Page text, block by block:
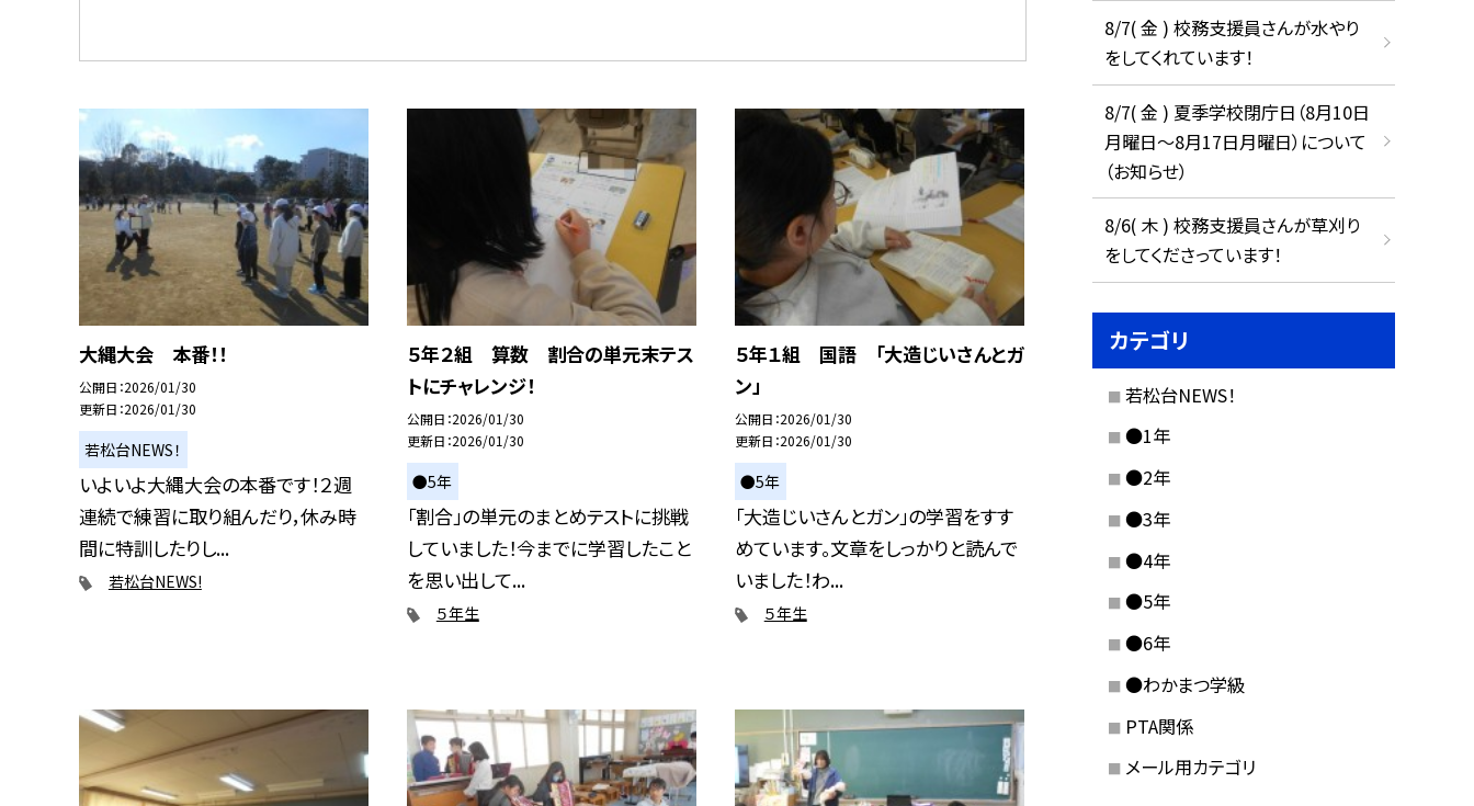
大縄大会 本番！！
公開日 2026/01/30
更新日 2026/01/30
若松台NEWS！
いよいよ大縄大会の本番です！２週
連続で練習に取り組んだり，休み時
間に特訓したりし...
若松台NEWS!
５年２組 算数 割合の単元末テス
トにチャレンジ！
公開日 2026/01/30
更新日 2026/01/30
●5年
「割合」の単元のまとめテストに挑戦
していました！今までに学習したこと
を思い出して...
５年生
５年１組 国語 「大造じいさんとガ
ン」
公開日 2026/01/30
更新日 2026/01/30
●5年
「大造じいさんとガン」の学習をすす
めています。文章をしっかりと読んで
いました！わ...
５年生
8/7( 金 ) 校務支援員さんが水やり
をしてくれています！
8/7( 金 ) 夏季学校閉庁日（8月10日
月曜日～8月17日月曜日）について
（お知らせ）
8/6( 木 ) 校務支援員さんが草刈り
をしてくださっています！
カテゴリ
若松台NEWS！
●1年
●2年
●3年
●4年
●5年
●6年
●わかまつ学級
PTA関係
メール用カテゴリ